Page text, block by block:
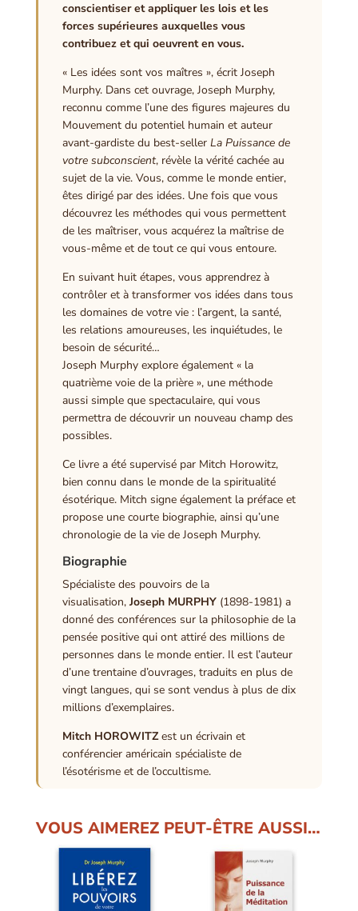
conscientiser et appliquer les lois et les
forces supérieures auxquelles vous
contribuez et qui oeuvrent en vous.
« Les idées sont vos maîtres », écrit Joseph
Murphy. Dans cet ouvrage, Joseph Murphy,
reconnu comme l’une des figures majeures du
Mouvement du potentiel humain et auteur
avant-gardiste du best-seller La Puissance de
votre subconscient, révèle la vérité cachée au
sujet de la vie. Vous, comme le monde entier,
êtes dirigé par des idées. Une fois que vous
découvrez les méthodes qui vous permettent
de les maîtriser, vous acquérez la maîtrise de
vous-même et de tout ce qui vous entoure.
En suivant huit étapes, vous apprendrez à
contrôler et à transformer vos idées dans tous
les domaines de votre vie : l’argent, la santé,
les relations amoureuses, les inquiétudes, le
besoin de sécurité…
Joseph Murphy explore également « la
quatrième voie de la prière », une méthode
aussi simple que spectaculaire, qui vous
permettra de découvrir un nouveau champ des
possibles.
Ce livre a été supervisé par Mitch Horowitz,
bien connu dans le monde de la spiritualité
ésotérique. Mitch signe également la préface et
propose une courte biographie, ainsi qu’une
chronologie de la vie de Joseph Murphy.
Biographie
Spécialiste des pouvoirs de la
visualisation, Joseph MURPHY(1898-1981) a
donné des conférences sur la philosophie de la
pensée positive qui ont attiré des millions de
personnes dans le monde entier. Il est l’auteur
d’une trentaine d’ouvrages, traduits en plus de
vingt langues, qui se sont vendus à plus de dix
millions d’exemplaires.
Mitch HOROWITZest un écrivain et
conférencier américain spécialiste de
l’ésotérisme et de l’occultisme.
VOUS AIMEREZ PEUT-ÊTRE AUSSI…